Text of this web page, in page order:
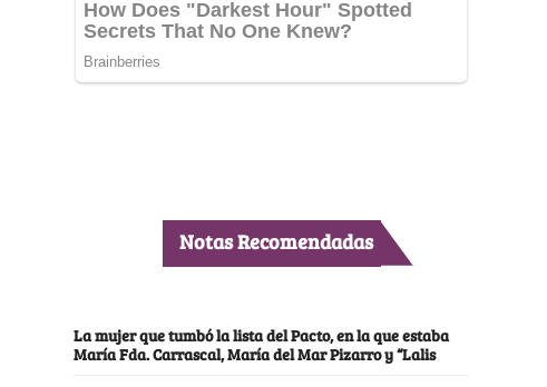
Notas Recomendadas
La mujer que tumbó la lista del Pacto, en la que estaba
María Fda. Carrascal, María del Mar Pizarro y “Lalis